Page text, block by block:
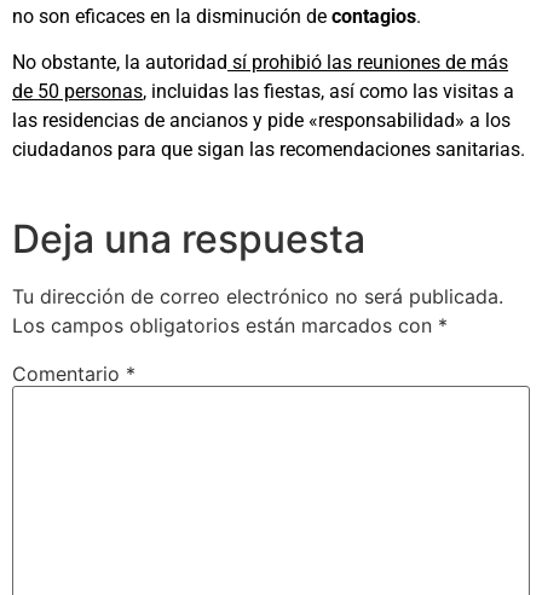
no son eficaces en la disminución de contagios.
No obstante, la autoridad sí prohibió las reuniones de más
de 50 personas, incluidas las fiestas, así como las visitas a
las residencias de ancianos y pide «responsabilidad» a los
ciudadanos para que sigan las recomendaciones sanitarias.
Deja una respuesta
Tu dirección de correo electrónico no será publicada.
Los campos obligatorios están marcados con *
Comentario *